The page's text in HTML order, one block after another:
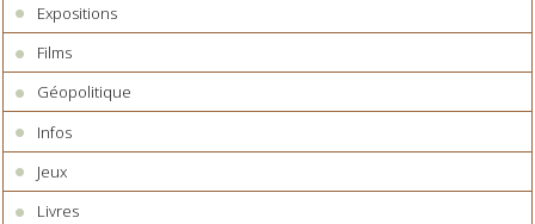
Expositions
Films
Géopolitique
Infos
Jeux
Livres